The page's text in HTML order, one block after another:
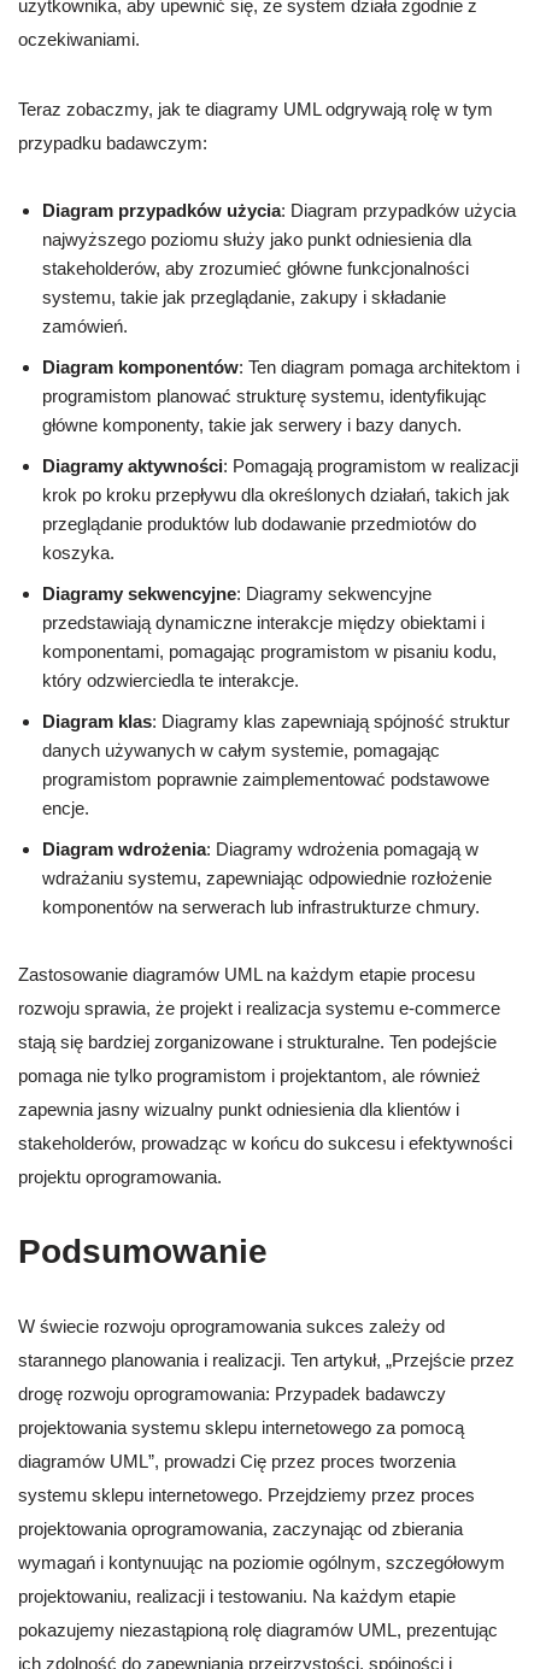
użytkownika, aby upewnić się, że system działa zgodnie z
oczekiwaniami.
Teraz zobaczmy, jak te diagramy UML odgrywają rolę w tym
przypadku badawczym:
Diagram przypadków użycia: Diagram przypadków użycia
najwyższego poziomu służy jako punkt odniesienia dla
stakeholderów, aby zrozumieć główne funkcjonalności
systemu, takie jak przeglądanie, zakupy i składanie
zamówień.
Diagram komponentów: Ten diagram pomaga architektom i
programistom planować strukturę systemu, identyfikując
główne komponenty, takie jak serwery i bazy danych.
Diagramy aktywności: Pomagają programistom w realizacji
krok po kroku przepływu dla określonych działań, takich jak
przeglądanie produktów lub dodawanie przedmiotów do
koszyka.
Diagramy sekwencyjne: Diagramy sekwencyjne
przedstawiają dynamiczne interakcje między obiektami i
komponentami, pomagając programistom w pisaniu kodu,
który odzwierciedla te interakcje.
Diagram klas: Diagramy klas zapewniają spójność struktur
danych używanych w całym systemie, pomagając
programistom poprawnie zaimplementować podstawowe
encje.
Diagram wdrożenia: Diagramy wdrożenia pomagają w
wdrażaniu systemu, zapewniając odpowiednie rozłożenie
komponentów na serwerach lub infrastrukturze chmury.
Zastosowanie diagramów UML na każdym etapie procesu
rozwoju sprawia, że projekt i realizacja systemu e-commerce
stają się bardziej zorganizowane i strukturalne. Ten podejście
pomaga nie tylko programistom i projektantom, ale również
zapewnia jasny wizualny punkt odniesienia dla klientów i
stakeholderów, prowadząc w końcu do sukcesu i efektywności
projektu oprogramowania.
Podsumowanie
W świecie rozwoju oprogramowania sukces zależy od
starannego planowania i realizacji. Ten artykuł, „Przejście przez
drogę rozwoju oprogramowania: Przypadek badawczy
projektowania systemu sklepu internetowego za pomocą
diagramów UML”, prowadzi Cię przez proces tworzenia
systemu sklepu internetowego. Przejdziemy przez proces
projektowania oprogramowania, zaczynając od zbierania
wymagań i kontynuując na poziomie ogólnym, szczegółowym
projektowaniu, realizacji i testowaniu. Na każdym etapie
pokazujemy niezastąpioną rolę diagramów UML, prezentując
ich zdolność do zapewniania przejrzystości, spójności i